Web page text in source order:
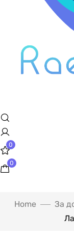
0
0
Home За